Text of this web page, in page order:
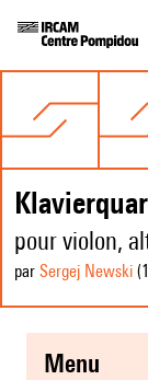
pour violon,
par Sergej Newski
menu